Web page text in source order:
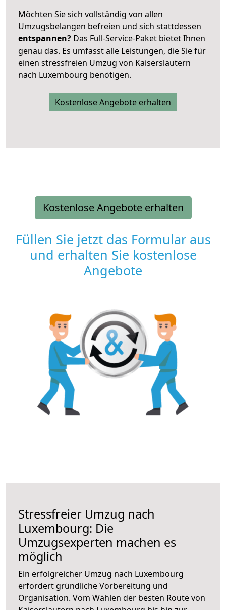
Möchten Sie sich vollständig von allen
Umzugsbelangen befreien und sich stattdessen
entspannen? Das Full-Service-Paket bietet Ihnen
genau das. Es umfasst alle Leistungen, die Sie für
einen stressfreien Umzug von Kaiserslautern
nach Luxembourg benötigen.
Kostenlose Angebote erhalten
Kostenlose Angebote erhalten
Füllen Sie jetzt das Formular aus
und erhalten Sie kostenlose
Angebote
Stressfreier Umzug nach
Luxembourg: Die
Umzugsexperten machen es
möglich
Ein erfolgreicher Umzug nach Luxembourg
erfordert gründliche Vorbereitung und
Organisation. Vom Wählen der besten Route von